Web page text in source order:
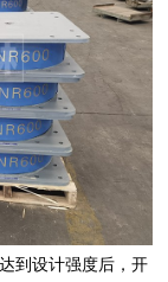
到设计强度后，开